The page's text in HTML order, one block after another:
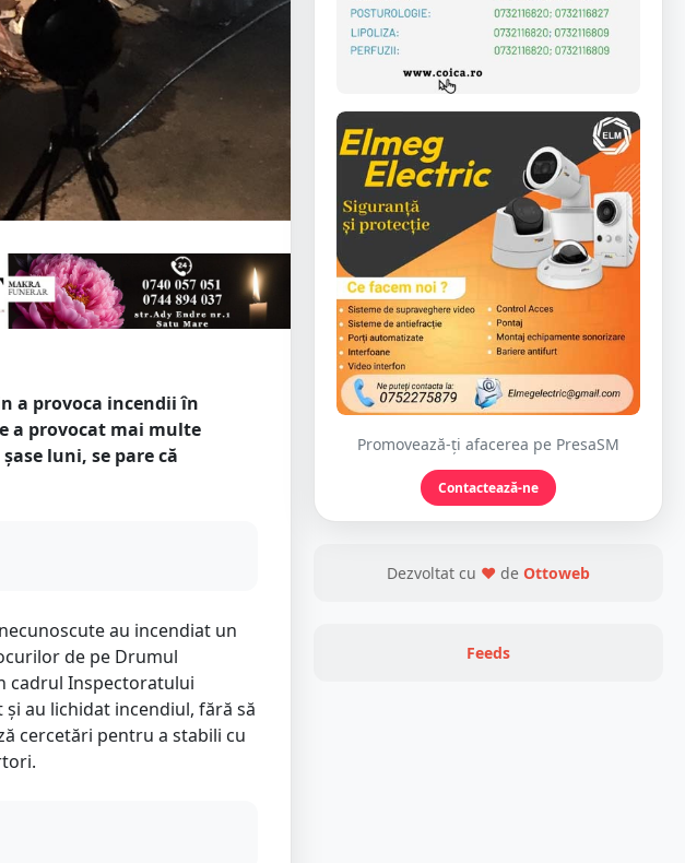
a provoca incendii în
a provocat mai multe
luni, se pare că
au incendiat un
de pe Drumul
cadrul Inspectoratului
au lichidat incendiul, fără să
cercetări pentru a stabili cu
Promovează-ți afacerea pe PresaSM
Contactează-ne
Dezvoltat cu ❤ de Ottoweb
Feeds